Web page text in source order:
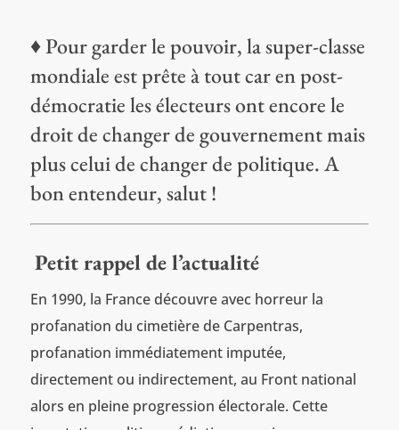
♦ Pour garder le pouvoir, la super-classe
mondiale est prête à tout car en post-
démocratie les électeurs ont encore le
droit de changer de gouvernement mais
plus celui de changer de politique. A
bon entendeur, salut !
Petit rappel de l’actualité
En 1990, la France découvre avec horreur la
profanation du cimetière de Carpentras,
profanation immédiatement imputée,
directement ou indirectement, au Front national
alors en pleine progression électorale. Cette